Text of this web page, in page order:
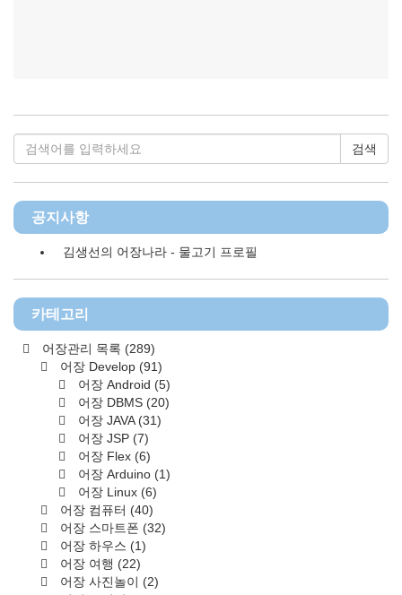
검색
공지사항
김생선의 어장나라 - 물고기 프로필
카테고리
어장관리 목록 (289)
어장 Develop (91)
어장 Android (5)
어장 DBMS (20)
어장 JAVA (31)
어장 JSP (7)
어장 Flex (6)
어장 Arduino (1)
어장 Linux (6)
어장 컴퓨터 (40)
어장 스마트폰 (32)
어장 하우스 (1)
어장 여행 (22)
어장 사진놀이 (2)